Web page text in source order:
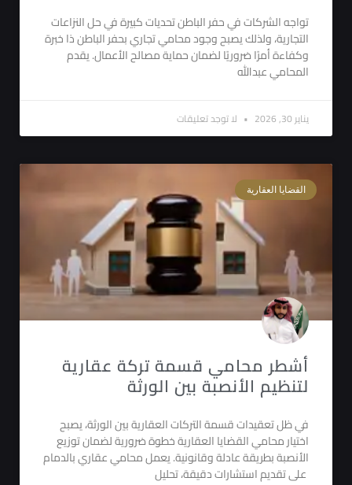
تواجه الشركات في حفر الباطن تحديات كبيرة في حل النزاعات
التجارية، ولذلك يصبح وجود محامي تجاري بحفر الباطن ذا خبرة
وكفاءة أمرًا ضروريًا لضمان حماية مصالح الأعمال. يقدم
المحامي عبدالله
يناير 30, 2026 لا توجد تعليقات
القضايا العقارية
أشطر محامي قسمة تركة عقارية
لتنظيم الأنصبة بين الورثة
في ظل تعقيدات قسمة التركات العقارية بين الورثة، يصبح
اختيار محامي القضايا العقارية خطوة ضرورية لضمان توزيع
الأنصبة بطريقة عادلة وقانونية. يعمل محامي عقاري بالدمام
على تقديم استشارات دقيقة، تحليل